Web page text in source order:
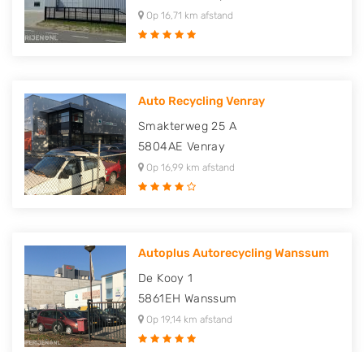
Op 16,71 km afstand
Auto Recycling Venray
Smakterweg 25 A
5804AE Venray
Op 16,99 km afstand
Autoplus Autorecycling Wanssum
De Kooy 1
5861EH Wanssum
Op 19,14 km afstand